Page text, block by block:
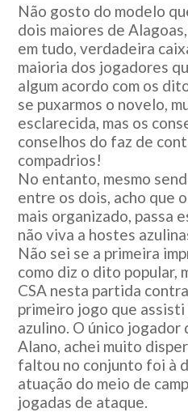
Não gosto do modelo
dois maiores de
em tudo, verdadeira
maioria dos jogadores
algum acordo com os
se puxarmos o novelo,
esclarecida, mas os
conselhos do faz de
compadrios!
No entanto, mesmo
entre os dois, acho que
mais organizado, passa
não viva a hostes
Não sei se a primeira
como diz o dito popular,
CSA nesta partida
primeiro jogo que
azulino. O único jogador
Alano, achei muito
faltou no conjunto foi à
atuação do meio de
jogadas de ataque.